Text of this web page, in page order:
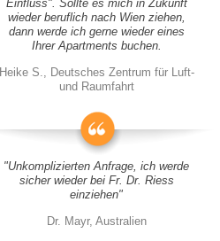
Einfluss". Sollte es mich in Zukunft
wieder beruflich nach Wien ziehen,
dann werde ich gerne wieder eines
Ihrer Apartments buchen.
Heike S., Deutsches Zentrum für Luft-
und Raumfahrt
"Unkomplizierten Anfrage, ich werde
sicher wieder bei Fr. Dr. Riess
einziehen"
Dr. Mayr, Australien